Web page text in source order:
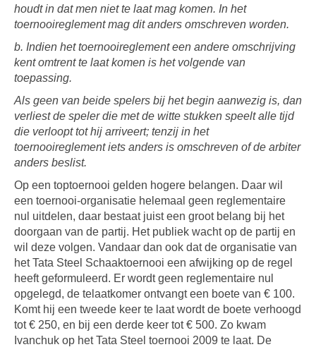
houdt in dat men niet te laat mag komen. In het
toernooireglement mag dit anders omschreven worden.
b. Indien het toernooireglement een andere omschrijving
kent omtrent te laat komen is het volgende van
toepassing.
Als geen van beide spelers bij het begin aanwezig is, dan
verliest de speler die met de witte stukken speelt alle tijd
die verloopt tot hij arriveert; tenzij in het
toernooireglement iets anders is omschreven of de arbiter
anders beslist.
Op een toptoernooi gelden hogere belangen. Daar wil
een toernooi-organisatie helemaal geen reglementaire
nul uitdelen, daar bestaat juist een groot belang bij het
doorgaan van de partij. Het publiek wacht op de partij en
wil deze volgen. Vandaar dan ook dat de organisatie van
het Tata Steel Schaaktoernooi een afwijking op de regel
heeft geformuleerd. Er wordt geen reglementaire nul
opgelegd, de telaatkomer ontvangt een boete van € 100.
Komt hij een tweede keer te laat wordt de boete verhoogd
tot € 250, en bij een derde keer tot € 500. Zo kwam
Ivanchuk op het Tata Steel toernooi 2009 te laat. De